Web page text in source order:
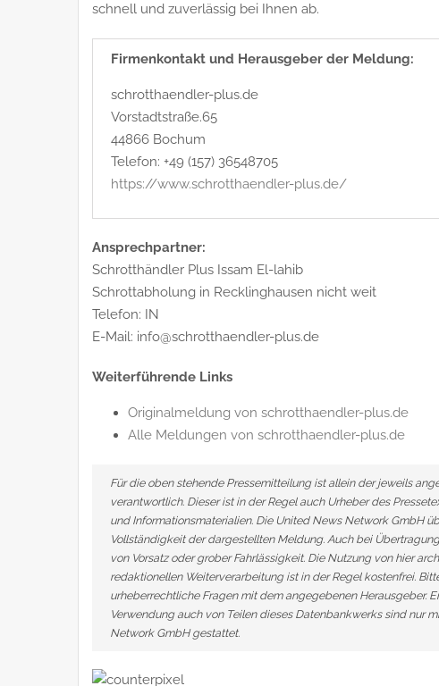
schnell und zuverlässig bei Ihnen ab.
Firmenkontakt und Herausgeber der Meldung:
schrotthaendler-plus.de
Vorstadtstraße.65
44866 Bochum
Telefon: +49 (157) 36548705
https://www.schrotthaendler-plus.de/
Ansprechpartner:
Schrotthändler Plus Issam El-lahib
Schrottabholung in Recklinghausen nicht weit
Telefon: IN
E-Mail: info@schrotthaendler-plus.de
Weiterführende Links
Originalmeldung von schrotthaendler-plus.de
Alle Meldungen von schrotthaendler-plus.de
Für die oben stehende Pressemitteilung ist allein der jeweils
verantwortlich. Dieser ist in der Regel auch Urheber des
und Informationsmaterialien. Die United News Network GmbH
Vollständigkeit der dargestellten Meldung. Auch bei
von Vorsatz oder grober Fahrlässigkeit. Die Nutzung von hier
redaktionellen Weiterverarbeitung ist in der Regel kostenfrei.
urheberrechtliche Fragen mit dem angegebenen Herausgeber.
Verwendung auch von Teilen dieses Datenbankwerks sind nur
Network GmbH gestattet.